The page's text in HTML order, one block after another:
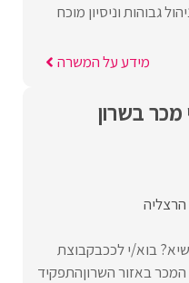
גבוהות וניסיון מוכח
מידע על המשרה
מכר בשרון
הרצליה
שיא? בוא/י לככבקבוצת
באזור השרוןהתפקיד